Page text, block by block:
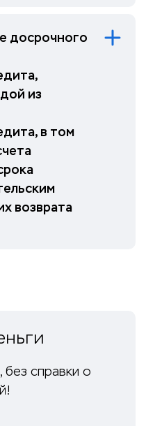
досрочного
из
в том
возврата
справки о